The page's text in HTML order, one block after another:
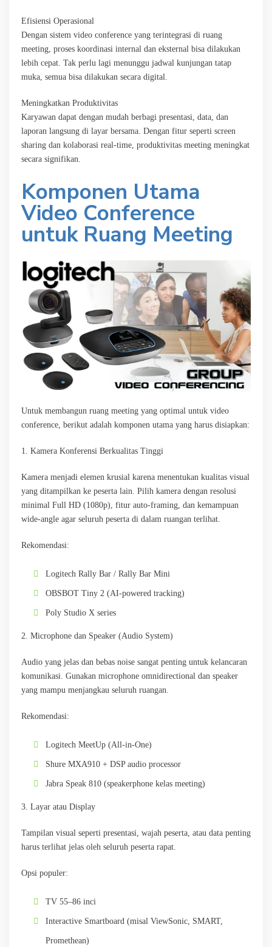
Efisiensi Operasional
Dengan sistem video conference yang terintegrasi di ruang
meeting, proses koordinasi internal dan eksternal bisa dilakukan
lebih cepat. Tak perlu lagi menunggu jadwal kunjungan tatap
muka, semua bisa dilakukan secara digital.
Meningkatkan Produktivitas
Karyawan dapat dengan mudah berbagi presentasi, data, dan
laporan langsung di layar bersama. Dengan fitur seperti screen
sharing dan kolaborasi real-time, produktivitas meeting meningkat
secara signifikan.
Komponen Utama
Video Conference
untuk Ruang Meeting
Untuk membangun ruang meeting yang optimal untuk video
conference, berikut adalah komponen utama yang harus disiapkan:
1. Kamera Konferensi Berkualitas Tinggi
Kamera menjadi elemen krusial karena menentukan kualitas visual
yang ditampilkan ke peserta lain. Pilih kamera dengan resolusi
minimal Full HD (1080p), fitur auto-framing, dan kemampuan
wide-angle agar seluruh peserta di dalam ruangan terlihat.
Rekomendasi:
Logitech Rally Bar / Rally Bar Mini
OBSBOT Tiny 2 (AI-powered tracking)
Poly Studio X series
2. Microphone dan Speaker (Audio System)
Audio yang jelas dan bebas noise sangat penting untuk kelancaran
komunikasi. Gunakan microphone omnidirectional dan speaker
yang mampu menjangkau seluruh ruangan.
Rekomendasi:
Logitech MeetUp (All-in-One)
Shure MXA910 + DSP audio processor
Jabra Speak 810 (speakerphone kelas meeting)
3. Layar atau Display
Tampilan visual seperti presentasi, wajah peserta, atau data penting
harus terlihat jelas oleh seluruh peserta rapat.
Opsi populer:
TV 55–86 inci
Interactive Smartboard (misal ViewSonic, SMART,
Promethean)